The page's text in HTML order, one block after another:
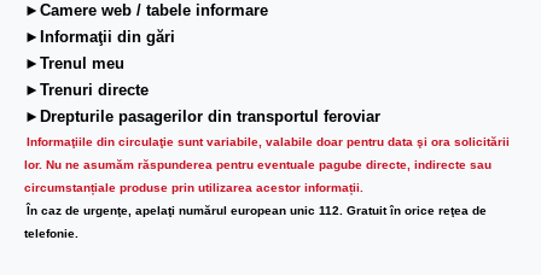
►Camere web / tabele informare
►Informaţii din gări
►Trenul meu
►Trenuri directe
►Drepturile pasagerilor din transportul feroviar
Informaţiile din circulaţie sunt variabile, valabile doar pentru data şi ora solicitării
lor. Nu ne asumăm răspunderea pentru eventuale pagube directe, indirecte sau
circumstanțiale produse prin utilizarea acestor informații.
În caz de urgenţe, apelaţi numărul european unic 112. Gratuit în orice reţea de
telefonie.